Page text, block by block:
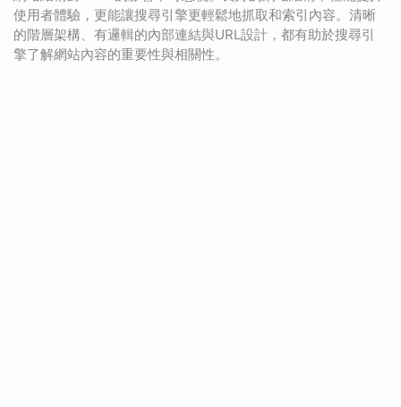
使用者體驗，更能讓搜尋引擎更輕鬆地抓取和索引內容。清晰
的階層架構、有邏輯的內部連結與URL設計，都有助於搜尋引
擎了解網站內容的重要性與相關性。